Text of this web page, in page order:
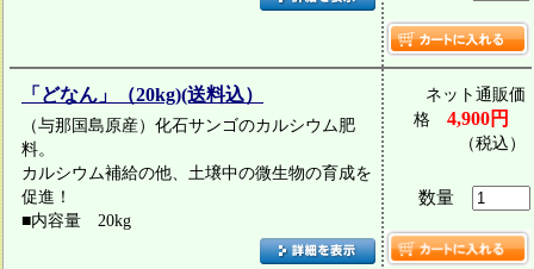
「どなん」（20kg)(送料込）
（与那国島原産）化石サンゴのカルシウム肥
料。
カルシウム補給の他、土壌中の微生物の育成を
促進！
■内容量 20kg
ネット通販価
格 4,900円
（税込）
数量